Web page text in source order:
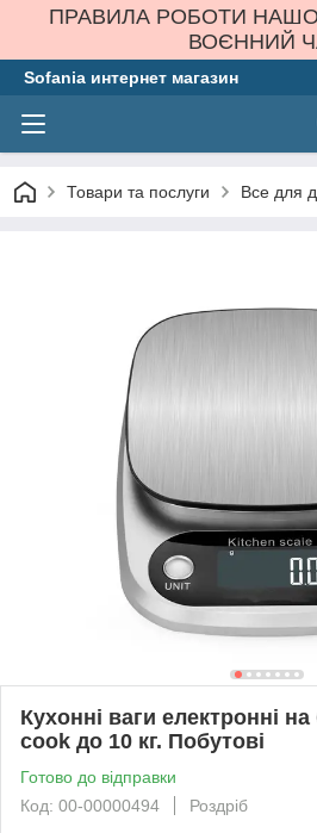
ПРАВИЛА РОБОТИ
ВОЄННИЙ
Sofania интернет магазин
Товари та послуги Все для
Кухонні ваги електронні
cook до 10 кг. Побутові
Готово до відправки
Код: 00-00000494
Роздріб